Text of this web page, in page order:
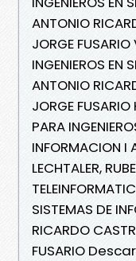
ANTONIO
JORGE
INGENIEROS EN
ANTONIO
JORGE
PARA
INFORMACION I
LECHTALER,
SISTEMAS DE
RICARDO
FUSARIO